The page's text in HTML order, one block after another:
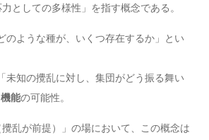
としての多様性」を指す概念である。
のような種が、いくつ存在するか」とい
「未知の攪乱に対し、集団がどう振る舞い
機能の可能性。
乱が前提）」の場において、この概念は